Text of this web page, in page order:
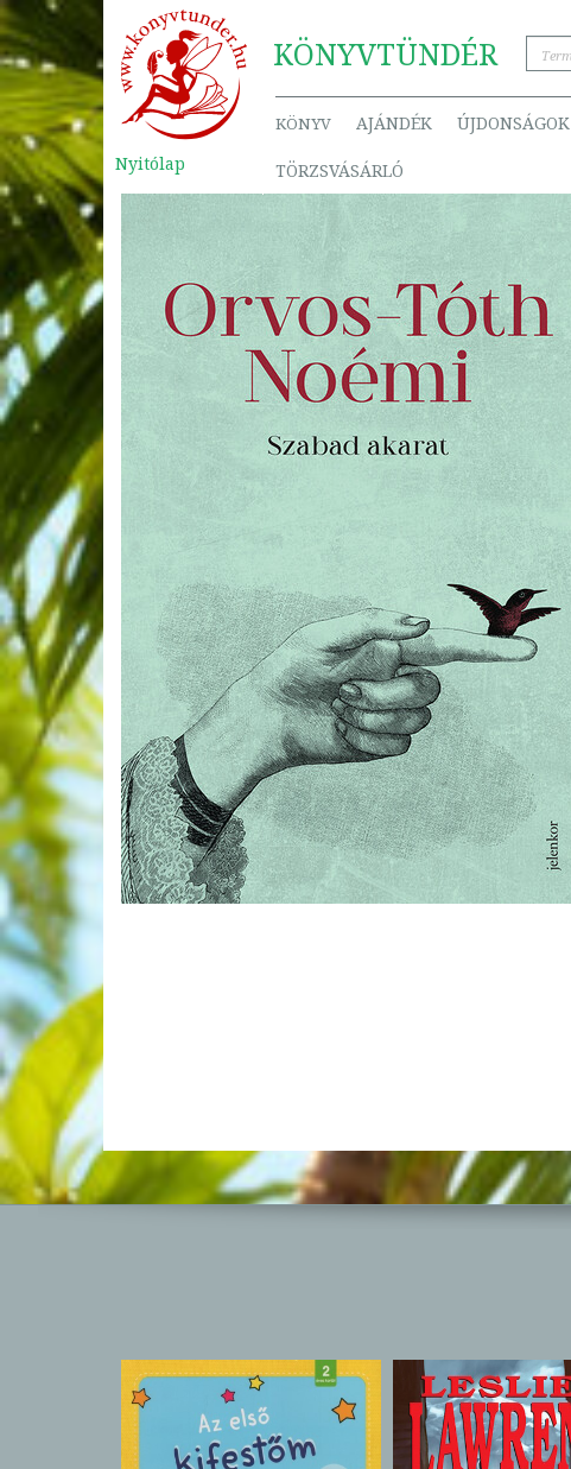
KÖNYVTÜNDÉR
KÖNYV AJÁNDÉK ÚJDONSÁGOK
TÖRZSVÁSÁRLÓ
Nyitólap